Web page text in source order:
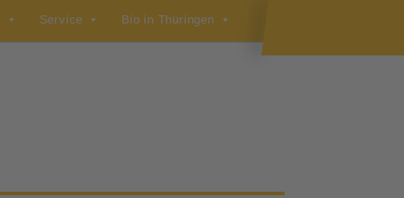
Service Bio in Thüringen